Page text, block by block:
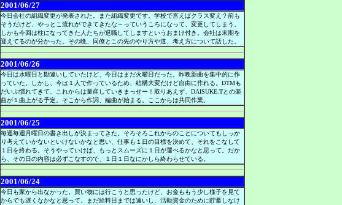
2001/06/27
今日会社の組織変更が発表された。また組織変更です。学校で言えばクラス変え？前も
そうだけど、やっとこ流れができてきたな～っていうころになって、変更してしまう。
しかも今回は柱になってきた人たちが退職してしますというおまけ付き。会社は末期を
迎えてるのが分かった。その晩、同僚とこの先のやり方や道、考え方について話した。
2001/06/26
今日は水曜日と勘違いしていたけど、今日はまだ火曜日だった。昨晩新曲を集中的に作
っていた。しかし、今は１人で作っているため、結構大変だけど自由に作れる。DTMも
だいぶ慣れてきて、これからは量産していきまっせー！取りあえず、DAISUKE.Tとの楽
曲が１曲上がる予定。そこから作詞、編曲が始まる。ここからは共同作業。
2001/06/25
毎週毎週月曜日の書き出しが決まってきた。そろそろこれからのことについてもしっか
り考えていかないといけないかなと思い、仕事も１日の目標を決めて、それをこなして
１日を終わる。そうやっていけば、もっとスムーズに１日が運べるかなと思って。だか
ら、その日の内容は必ずこなすので、１日１日なにかしら終わらせている。
2001/06/24
今日も家から出なかった。買い物には行こうと思ったけど、お金ももう少し様子を見て
からでも遅くなかなと思って。まだ給料日までは遠いし、活動資金のために貯蓄しなけ